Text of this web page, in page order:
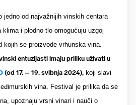
jedno od najvažnijih vinskih centara
i plodno tlo omogućuju uzgoj
kojih se proizvode vrhunska vina.
entuzijasti imaju priliku uživati u
(od 17. – 19. svibnja 2024), koji slavi
vina. Festival je prilika da se
upoznaju vrsni vinari i nauči o